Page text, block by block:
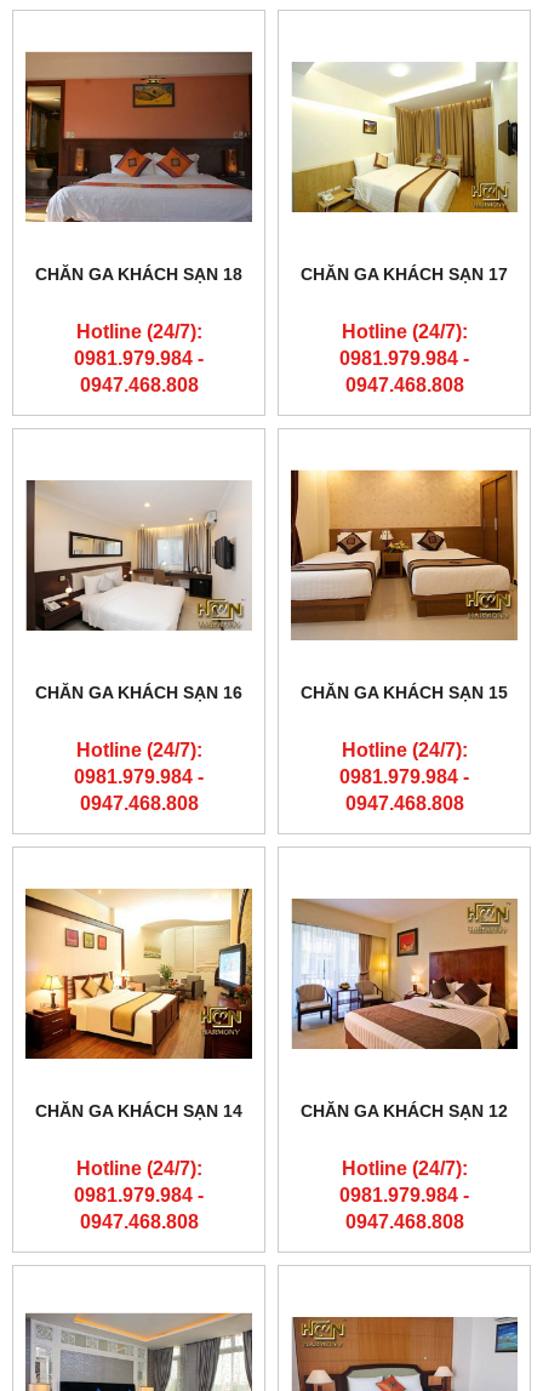
CHĂN GA KHÁCH SẠN 18
Hotline (24/7):
0981.979.984 -
0947.468.808
CHĂN GA KHÁCH SẠN 17
Hotline (24/7):
0981.979.984 -
0947.468.808
CHĂN GA KHÁCH SẠN 16
Hotline (24/7):
0981.979.984 -
0947.468.808
CHĂN GA KHÁCH SẠN 15
Hotline (24/7):
0981.979.984 -
0947.468.808
CHĂN GA KHÁCH SẠN 14
Hotline (24/7):
0981.979.984 -
0947.468.808
CHĂN GA KHÁCH SẠN 12
Hotline (24/7):
0981.979.984 -
0947.468.808